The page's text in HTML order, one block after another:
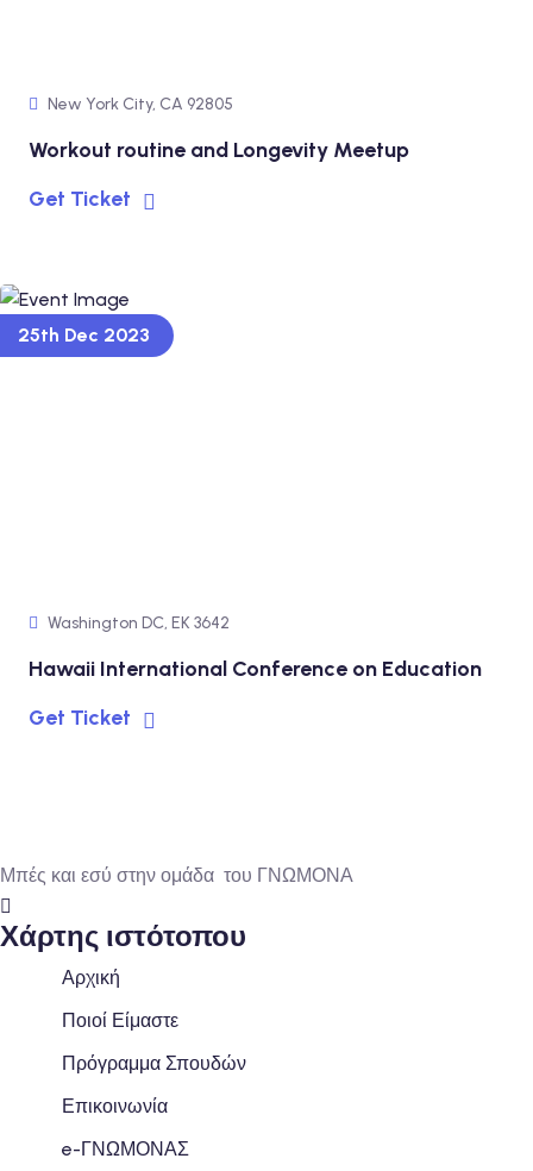
New York City, CA 92805
Workout routine and Longevity Meetup
Get Ticket
25th Dec 2023
Washington DC, EK 3642
Hawaii International Conference on Education
Get Ticket
Μπές και εσύ στην ομάδα του ΓΝΩΜΟΝΑ
Χάρτης ιστότοπου
Αρχική
Ποιοί Είμαστε
Πρόγραμμα Σπουδών
Επικοινωνία
e-ΓΝΩΜΟΝΑΣ